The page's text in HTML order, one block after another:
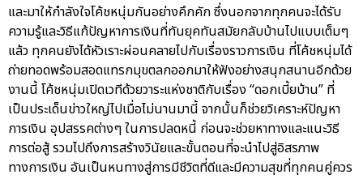
และมาให้กำลังใจโค้ชหนุ่มกันอย่างคึกคัก ซึ่งนอกจากทุกคนจะได้รับ
ความรู้และวิธีแก้ปัญหาการเงินที่ทันยุคทันสมัยกลับบ้านไปแบบเต็มๆ
แล้ว ทุกคนยังได้หัวเราะผ่อนคลายไปกับเรื่องราวการเงิน ที่โค้ชหนุ่มได้
ถ่ายทอดพร้อมสอดแทรกมุขตลกออกมาให้ฟังอย่างสนุกสนานอีกด้วย
งานนี้ โค้ชหนุ่มเปิดเวทีด้วยวาระแห่งชาติกับเรื่อง “ดอกเบี้ยบ้าน” ที่
เป็นประเด็นข่าวใหญ่ไปเมื่อไม่นานมานี้ จากนั้นก็ช่วยวิเคราะห์ปัญหา
การเงิน อุปสรรคต่างๆ ในการปลดหนี้ ก่อนจะช่วยหาทางและแนะวิธี
การต่อสู้ รวมไปถึงการสร้างวินัยและขั้นตอนที่จะนำไปสู่อิสรภาพ
ทางการเงิน อันเป็นหนทางสู่การมีชีวิตที่ดีและมีความสุขที่ทุกคนคู่ควร